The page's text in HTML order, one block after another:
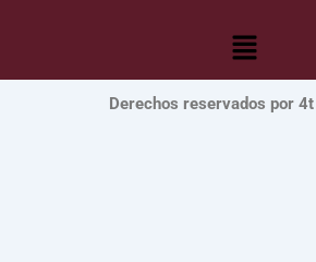
Menú
Derechos reservados por